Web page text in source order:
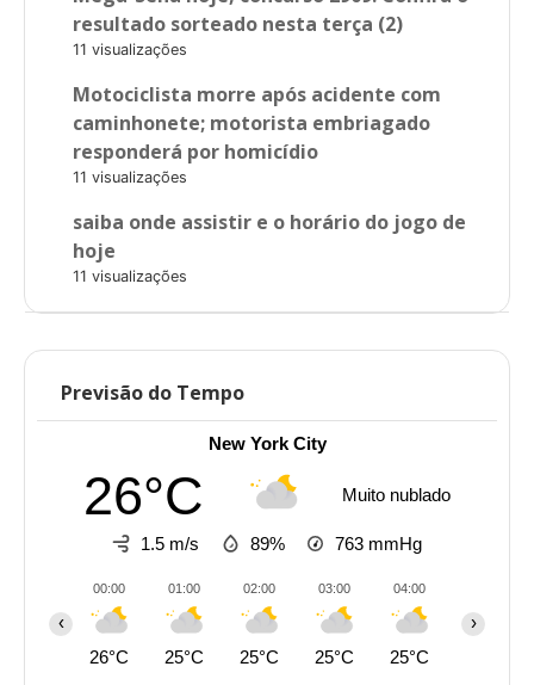
resultado sorteado nesta terça (2)
11 visualizações
Motociclista morre após acidente com
caminhonete; motorista embriagado
responderá por homicídio
11 visualizações
saiba onde assistir e o horário do jogo de
hoje
11 visualizações
Previsão do Tempo
New York City
26°C Muito nublado
1.5 m/s 89% 763 mmHg
00:00
26°C
01:00
25°C
02:00
25°C
03:00
25°C
04:00
25°C
‹ ›